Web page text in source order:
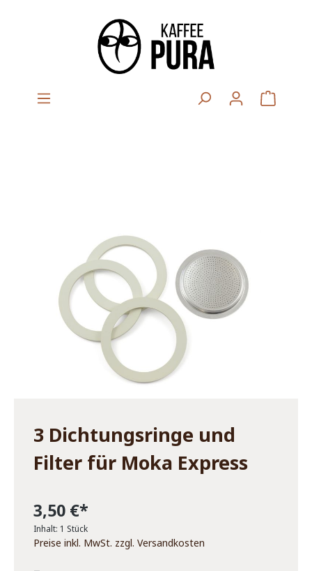
3 Dichtungsringe und
Filter für Moka Express
3,50 €*
Inhalt: 1 Stück
Preise inkl. MwSt. zzgl. Versandkosten